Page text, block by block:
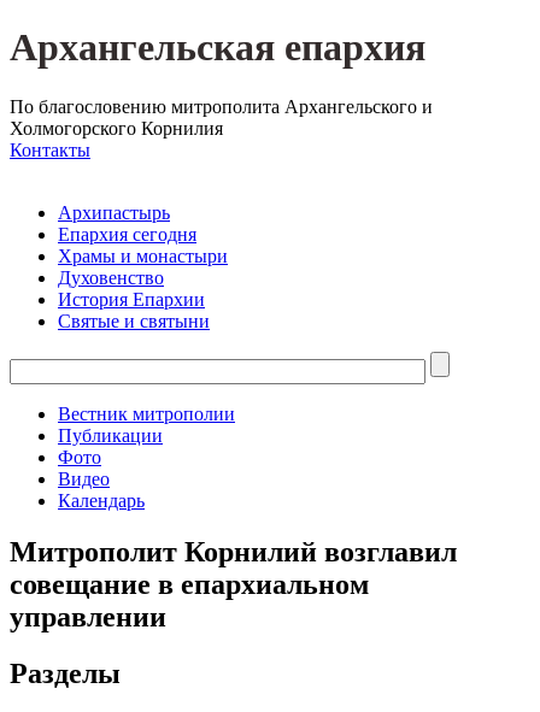
Архангельская епархия
По благословению митрополита Архангельского и
Холмогорского Корнилия
Контакты
Архипастырь
Епархия сегодня
Храмы и монастыри
Духовенство
История Епархии
Святые и святыни
Вестник митрополии
Публикации
Фото
Видео
Календарь
Митрополит Корнилий возглавил
совещание в епархиальном
управлении
Разделы